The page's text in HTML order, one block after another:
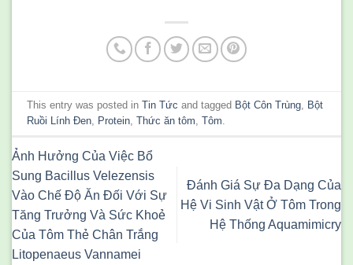
This entry was posted inTin Tức and tagged Bột Côn Trùng
Bột
Ruồi Lính Đen
Protein ,Thức ăn tôm ,Tôm
Ảnh Hưởng Của Việc Bổ
Sung Bacillus Velezensis
Vào Chế Độ Ăn Đối Với Sự
Tăng Trưởng Và Sức Khoẻ
Của Tôm Thẻ Chân Trắng
Litopenaeus Vannamei
Đánh Giá Sự Đa Dạng Của
Hệ Vi Sinh Vật Ở Tôm Trong
Hệ Thống Aquamimicry